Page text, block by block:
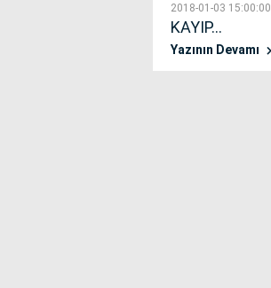
2018-01-03 15:00:00
KAYIP...
Yazının Devamı